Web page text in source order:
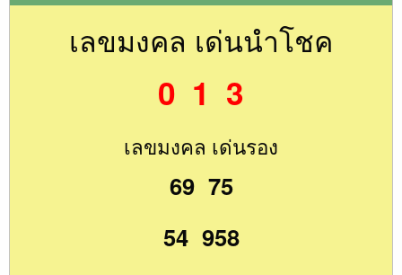
เลขมงคล เด่นนำโชค
0 1 3
เลขมงคล เด่นรอง
69 75
54 958